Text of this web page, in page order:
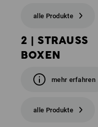
alle Produkte
2 | STRAUSS
BOXEN
mehr erfahren
alle Produkte